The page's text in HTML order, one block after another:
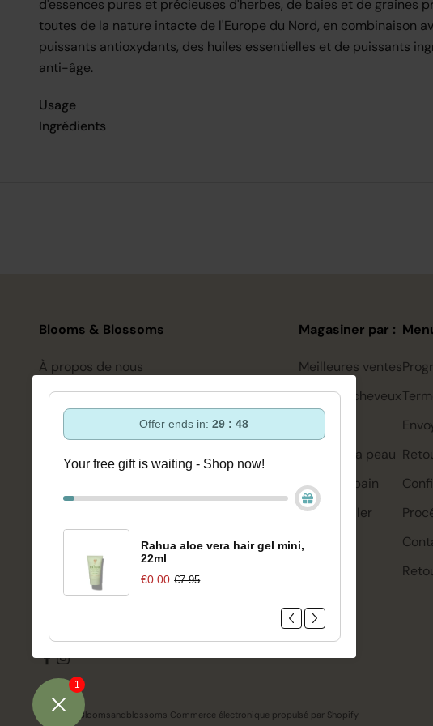
d'essences pures et précieuses d'herbes, de baies et de graines
toutes de la nature intacte de l'Europe du Nord, en combinaison
puissants antioxydants, des huiles essentielles et de puissants
anti-âge.
Usage
Ingrédients
Blooms & Blossoms
À propos de nous
Assistance et conseils via :
+3188-6063800
Lun-Ven 08:30 - 16:45
Ou via notre formulaire de contact
remplir ce formulaire.
Magasiner par :
Meilleures ventes
Soin des cheveux
Soins de la peau
Corps et bain
Se maquiller
Bien-être
© 2026 - Bloomsandblossoms Commerce électronique propulsé par Shopify
1
Offer ends in:29 : 47
Your free gift is waiting - Shop now!
Rahua aloe vera hair gel mini,
22ml
€0.00 €7.95